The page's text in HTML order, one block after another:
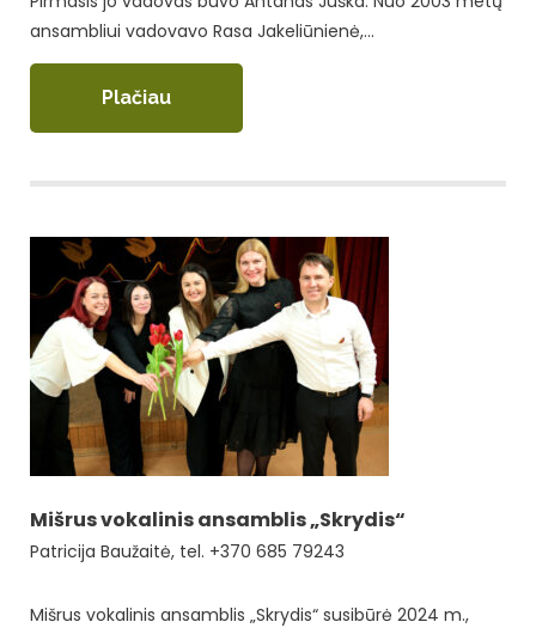
ansambliui vadovavo Rasa Jakeliūnienė,…
Plačiau
Mišrus vokalinis ansamblis „Skrydis“
Patricija Baužaitė, tel. +370 685 79243
Mišrus vokalinis ansamblis „Skrydis“ susibūrė 2024 m.,